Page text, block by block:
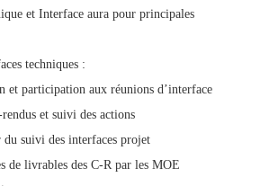
et Interface aura pour principales
techniques :
et participation aux réunions d’interface
et suivi des actions
suivi des interfaces projet
de livrables des C-R par les MOE